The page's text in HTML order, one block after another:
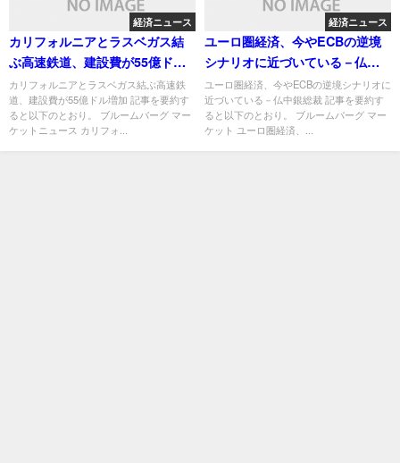
経済ニュース
カリフォルニアとラスベガス結
ぶ高速鉄道、建設費が55億ドル
増加
カリフォルニアとラスベガス結ぶ高速鉄
道、建設費が55億ドル増加 記事を要約す
ると以下のとおり。 ブルームバーグ マー
ケットニュース カリフォ...
経済ニュース
ユーロ圏経済、今やECBの逆境
シナリオに近づいている－仏中
銀総裁
ユーロ圏経済、今やECBの逆境シナリオに
近づいている－仏中銀総裁 記事を要約す
ると以下のとおり。 ブルームバーグ マー
ケット ユーロ圏経済、...